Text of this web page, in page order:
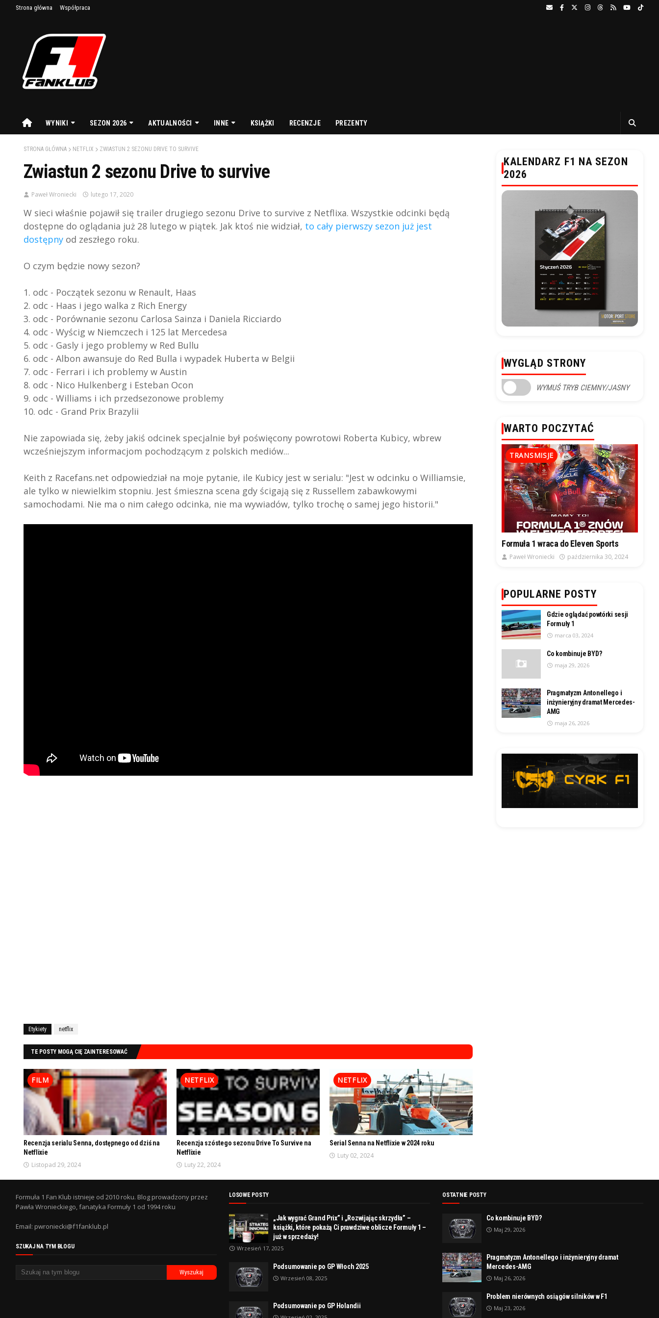
Strona główna Współpraca
WYNIKI SEZON 2026 AKTUALNOŚCI INNE KSIĄŻKI RECENZJE PREZENTY
STRONA GŁÓWNA NETFLIX ZWIASTUN 2 SEZONU DRIVE TO SURVIVE
Zwiastun 2 sezonu Drive to survive
Paweł Wroniecki lutego 17, 2020
W sieci właśnie pojawił się trailer drugiego sezonu Drive to survive z Netflixa. Wszystkie odcinki będą
dostępne do oglądania już 28 lutego w piątek. Jak ktoś nie widział, to cały pierwszy sezon już jest
dostępny od zeszłego roku.
O czym będzie nowy sezon?
1. odc - Początek sezonu w Renault, Haas
2. odc - Haas i jego walka z Rich Energy
3. odc - Porównanie sezonu Carlosa Sainza i Daniela Ricciardo
4. odc - Wyścig w Niemczech i 125 lat Mercedesa
5. odc - Gasly i jego problemy w Red Bullu
6. odc - Albon awansuje do Red Bulla i wypadek Huberta w Belgii
7. odc - Ferrari i ich problemy w Austin
8. odc - Nico Hulkenberg i Esteban Ocon
9. odc - Williams i ich przedsezonowe problemy
10. odc - Grand Prix Brazylii
Nie zapowiada się, żeby jakiś odcinek specjalnie był poświęcony powrotowi Roberta Kubicy, wbrew
wcześniejszym informacjom pochodzącym z polskich mediów...
Keith z Racefans.net odpowiedział na moje pytanie, ile Kubicy jest w serialu: "Jest w odcinku o Williamsie,
ale tylko w niewielkim stopniu. Jest śmieszna scena gdy ścigają się z Russellem zabawkowymi
samochodami. Nie ma o nim całego odcinka, nie ma wywiadów, tylko trochę o samej jego historii."
Etykiety netflix
TE POSTY MOGĄ CIĘ ZAINTERESOWAĆ
FILM
Recenzja serialu Senna, dostępnego od dziś na
Netflixie
Listopad 29, 2024
NETFLIX
Recenzja szóstego sezonu Drive To Survive na
Netflixie
Luty 22, 2024
NETFLIX
Serial Senna na Netflixie w 2024 roku
Luty 02, 2024
KALENDARZ F1 NA SEZON
2026
WYGLĄD STRONY
WYMUŚ TRYB CIEMNY/JASNY
WARTO POCZYTAĆ
TRANSMISJE
Formuła 1 wraca do Eleven Sports
Paweł Wroniecki października 30, 2024
POPULARNE POSTY
Gdzie oglądać powtórki sesji
Formuły 1
marca 03, 2024
Co kombinuje BYD?
maja 29, 2026
Pragmatyzm Antonellego i
inżynieryjny dramat Mercedes-
AMG
maja 26, 2026
Formuła 1 Fan Klub istnieje od 2010 roku. Blog prowadzony przez
Pawła Wronieckiego, fanatyka Formuły 1 od 1994 roku
Email: pwroniecki@f1fanklub.pl
SZUKAJ NA TYM BLOGU
LOSOWE POSTY
„Jak wygrać Grand Prix” i „Rozwijając skrzydła” –
książki, które pokażą Ci prawdziwe oblicze Formuły 1 –
już w sprzedaży!
Wrzesień 17, 2025
Podsumowanie po GP Włoch 2025
Wrzesień 08, 2025
Podsumowanie po GP Holandii
OSTATNIE POSTY
Co kombinuje BYD?
Maj 29, 2026
Pragmatyzm Antonellego i inżynieryjny dramat
Mercedes-AMG
Maj 26, 2026
Problem nierównych osiągów silników w F1
Maj 23, 2026